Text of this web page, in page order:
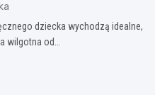
dziecka wychodzą idealne,
wilgotna od…